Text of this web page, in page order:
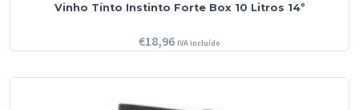
Vinho Tinto Instinto Forte Box 10 Litros 14º
€18,96 IVA incluído